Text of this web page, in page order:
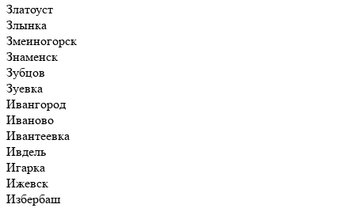
Златоуст
Злынка
Змеиногорск
Знаменск
Зубцов
Зуевка
Ивангород
Иваново
Ивантеевка
Ивдель
Игарка
Ижевск
Избербаш